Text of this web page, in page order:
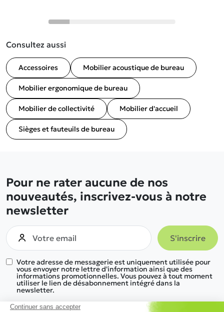
Consultez aussi
Accessoires Mobilier acoustique de bureau
Mobilier ergonomique de bureau
Mobilier de collectivité Mobilier d'accueil
Sièges et fauteuils de bureau
Pour ne rater aucune de nos
nouveautés, inscrivez-vous à notre
newsletter
Votre adresse de messagerie est uniquement utilisée pour
vous envoyer notre lettre d'information ainsi que des
informations promotionnelles. Vous pouvez à tout moment
utiliser le lien de désabonnement intégré dans la
newsletter.